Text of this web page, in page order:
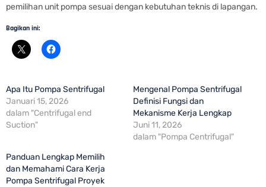
pemilihan unit pompa sesuai dengan kebutuhan teknis di lapangan.
Bagikan ini:
Apa Itu Pompa Sentrifugal
Januari 15, 2026
dalam "Centrifugal end
Suction"
Mengenal Pompa Sentrifugal
Definisi Fungsi dan
Mekanisme Kerja Lengkap
Juni 11, 2026
dalam "Pompa Centrifugal"
Panduan Lengkap Memilih
dan Memahami Cara Kerja
Pompa Sentrifugal Proyek